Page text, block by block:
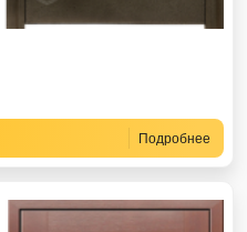
Подробнее